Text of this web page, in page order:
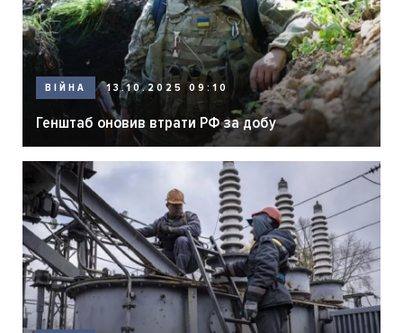
ВІЙНА 13.10.2025 09:10
Генштаб оновив втрати РФ за добу